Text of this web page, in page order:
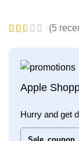
(5
Apple
Hurry and get